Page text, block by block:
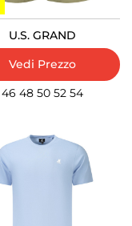
U.S. GRAND
Vedi Prezzo
46 48 50 52 54